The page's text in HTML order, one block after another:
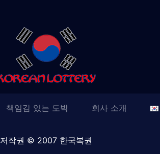
책임감 있는 도박 회사 소개
저작권 © 2007 한국복권